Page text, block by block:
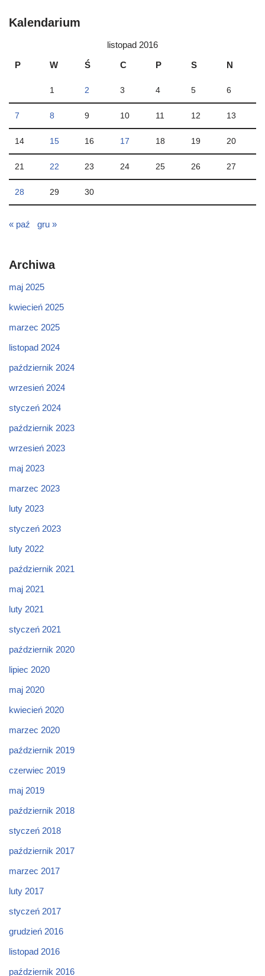
Kalendarium
listopad 2016
P
W Ś C P S N
1 2 3 4 5 6
7 8 9 10 11 12 13
14 15 16 17 18 19 20
21 22 23 24 25 26 27
28 29 30
« paź gru »
Archiwa
maj 2025
kwiecień 2025
marzec 2025
listopad 2024
październik 2024
wrzesień 2024
styczeń 2024
październik 2023
wrzesień 2023
maj 2023
marzec 2023
luty 2023
styczeń 2023
luty 2022
październik 2021
maj 2021
luty 2021
styczeń 2021
październik 2020
lipiec 2020
maj 2020
kwiecień 2020
marzec 2020
październik 2019
czerwiec 2019
maj 2019
październik 2018
styczeń 2018
październik 2017
marzec 2017
luty 2017
styczeń 2017
grudzień 2016
listopad 2016
październik 2016